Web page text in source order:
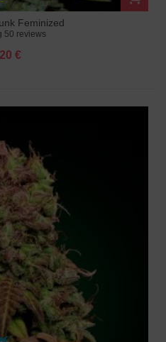
Feminized
50 reviews
€